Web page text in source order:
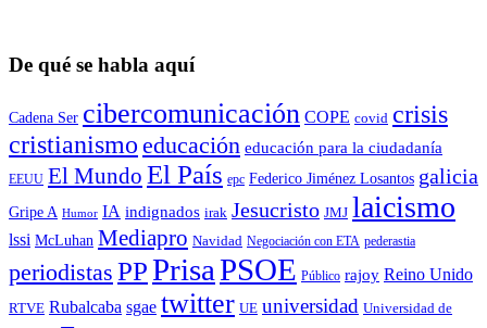
De qué se habla aquí
Cadena Ser cibercomunicación COPE covid crisis
cristianismo educación educación para la ciudadaní­a
EEUU El Mundo El País epc Federico Jiménez Losantos galicia
Gripe A Humor IA indignados irak Jesucristo JMJ laicismo
lssi McLuhan Mediapro Navidad Negociación con ETA pederastia
periodistas PPPrisaPSOE Público rajoy Reino Unido
RTVE Rubalcaba sgae twitter UE universidad Universidad de